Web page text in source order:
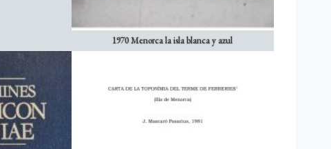
1970 Menorca la isla blanca y azul